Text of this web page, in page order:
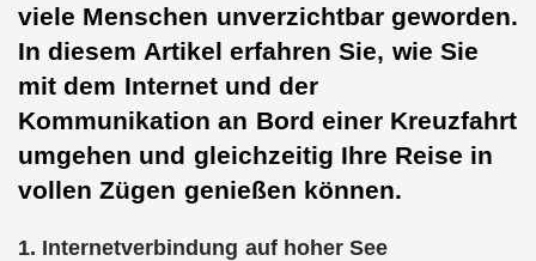
viele Menschen unverzichtbar geworden.
In diesem Artikel erfahren Sie, wie Sie
mit dem Internet und der
Kommunikation an Bord einer Kreuzfahrt
umgehen und gleichzeitig Ihre Reise in
vollen Zügen genießen können.
1. Internetverbindung auf hoher See